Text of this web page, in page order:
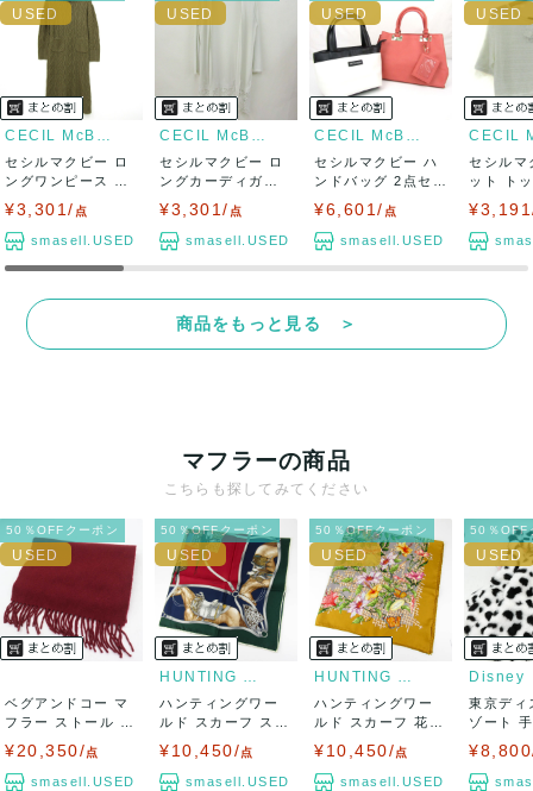
CECIL McBEE
セシルマクビー ロ
ングワンピース ト
¥3,301/ 点
smasell.USED
CECIL McBEE
セシルマクビー ロ
ングカーディガン
¥3,301/ 点
smasell.USED
CECIL McBEE
セシルマクビー ハ
ンドバッグ 2点セッ
¥6,601/ 点
smasell.USED
セシルマ
ット ト
商品をもっと見る ＞
マフラーの商品
こちらも探してみてください
50％OFFクーポン
ベグアンドコー マ
フラー ストール ブ
¥20,350/点
smasell.USED
50％OFFクーポン
ハンティングワー
ルド スカーフ スト
¥10,450/点
smasell.USED
50％OFFクーポン
ハンティングワー
ルド スカーフ 花柄
¥10,450/点
smasell.USED
50％OFF
Disney
東京ディ
ゾート